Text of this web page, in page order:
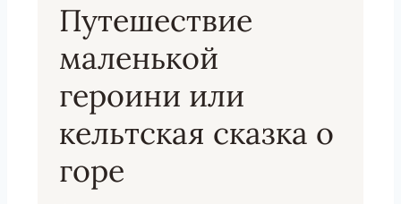
Путешествие
маленькой
героини или
кельтская сказка о
горе